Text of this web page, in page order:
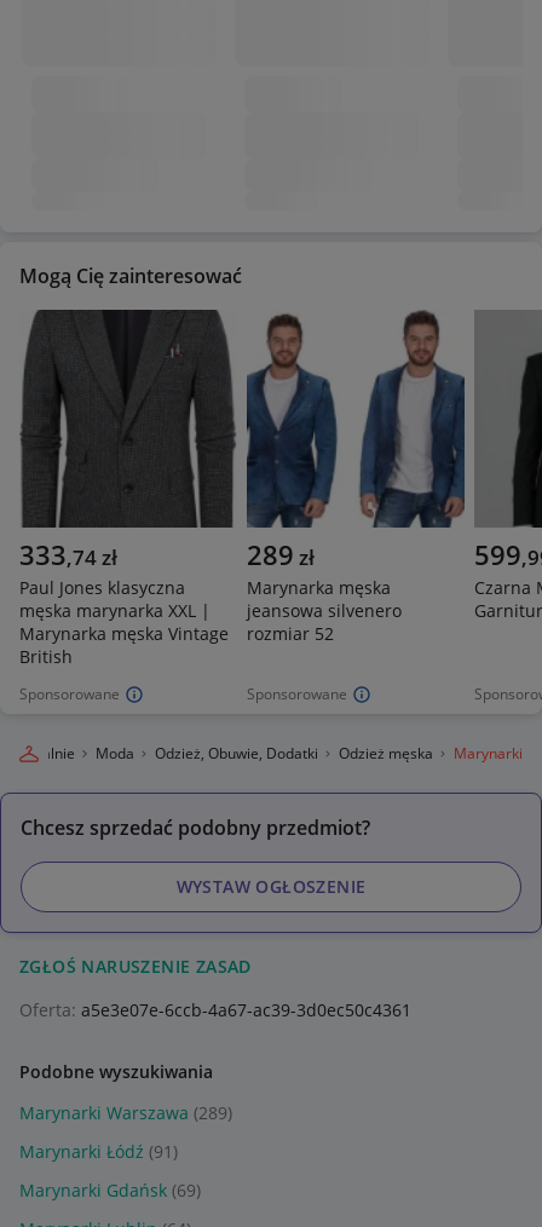
Mogą Cię zainteresować
Sponsorowane
333,74zł
Paul Jones klasyczna
męska marynarka XXL |
Marynarka męska Vintage
British
Sponsorowane
289 zł
Marynarka męska
jeansowa silvenero
rozmiar 52
599,
Czarna
Lokalnie Moda Odzież, Obuwie, Dodatki Odzież męska Marynarki
Chcesz sprzedać podobny przedmiot?
WYSTAW OGŁOSZENIE
ZGŁOŚ NARUSZENIE ZASAD
Oferta: a5e3e07e-6ccb-4a67-ac39-3d0ec50c4361
Podobne wyszukiwania
Marynarki Warszawa (289)
Marynarki Łódź (91)
Marynarki Gdańsk (69)